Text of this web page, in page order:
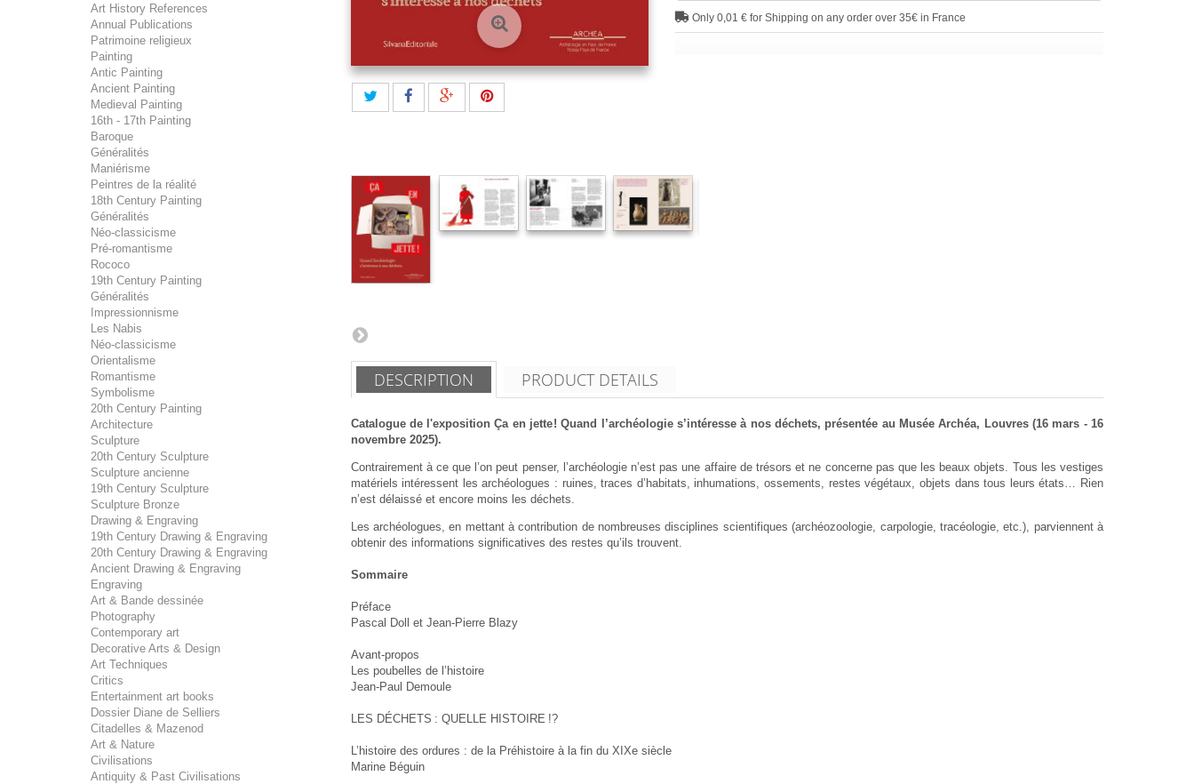
Art History References
Annual Publications
Patrimoine religieux
Painting
Antic Painting
Ancient Painting
Medieval Painting
16th - 17th Painting
Baroque
Généralités
Maniérisme
Peintres de la réalité
18th Century Painting
Généralités
Néo-classicisme
Pré-romantisme
Rococo
19th Century Painting
Généralités
Impressionnisme
Les Nabis
Néo-classicisme
Orientalisme
Romantisme
Symbolisme
20th Century Painting
Architecture
Sculpture
20th Century Sculpture
Sculpture ancienne
19th Century Sculpture
Sculpture Bronze
Drawing & Engraving
19th Century Drawing & Engraving
20th Century Drawing & Engraving
Ancient Drawing & Engraving
Engraving
Art & Bande dessinée
Photography
Contemporary art
Decorative Arts & Design
Art Techniques
Critics
Entertainment art books
Dossier Diane de Selliers
Citadelles & Mazenod
Art & Nature
Civilisations
Antiquity & Past Civilisations
Only 0,01 € for Shipping on any order over 35€ in France
DESCRIPTION PRODUCT DETAILS
Catalogue de l'exposition Ça en jette ! Quand l’archéologie s’intéresse à nos déchets, présentée au Musée Archéa, Louvres (16 mars - 16
novembre 2025).
Contrairement à ce que l’on peut penser, l’archéologie n’est pas une affaire de trésors et ne concerne pas que les beaux objets. Tous les vestiges
matériels intéressent les archéologues : ruines, traces d’habitats, inhumations, ossements, restes végétaux, objets dans tous leurs états… Rien
n’est délaissé et encore moins les déchets.
Les archéologues, en mettant à contribution de nombreuses disciplines scientifiques (archéozoologie, carpologie, tracéologie, etc.), parviennent à
obtenir des informations significatives des restes qu’ils trouvent.
Sommaire
Préface
Pascal Doll et Jean-Pierre Blazy
Avant-propos
Les poubelles de l’histoire
Jean-Paul Demoule
LES DÉCHETS : QUELLE HISTOIRE !?
L’histoire des ordures : de la Préhistoire à la fin du XIXe siècle
Marine Béguin